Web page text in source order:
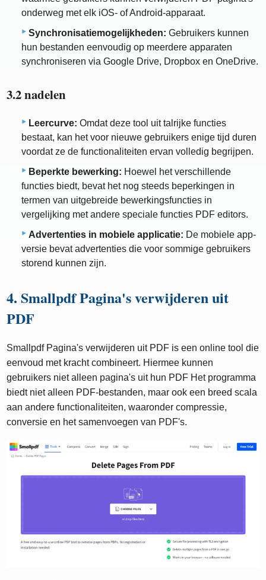
onderweg met elk iOS- of Android-apparaat.
Synchronisatiemogelijkheden: Gebruikers kunnen
hun bestanden eenvoudig op meerdere apparaten
synchroniseren via Google Drive, Dropbox en OneDrive.
3.2 nadelen
Leercurve: Omdat deze tool uit talrijke functies
bestaat, kan het voor nieuwe gebruikers enige tijd duren
voordat ze de functionaliteiten ervan volledig begrijpen.
Beperkte bewerking: Hoewel het verschillende
functies biedt, bevat het nog steeds beperkingen in
termen van uitgebreide bewerkingsfuncties in
vergelijking met andere speciale functies PDF editors.
Advertenties in mobiele applicatie: De mobiele app-
versie bevat advertenties die voor sommige gebruikers
storend kunnen zijn.
4. Smallpdf Pagina's verwijderen uit
PDF
Smallpdf Pagina's verwijderen uit PDF is een online tool die
eenvoud met kracht combineert. Hiermee kunnen
gebruikers niet alleen pagina's uit hun PDF Het programma
biedt niet alleen PDF-bestanden, maar ook een breed scala
aan andere functionaliteiten, waaronder compressie,
conversie en het samenvoegen van PDF's.